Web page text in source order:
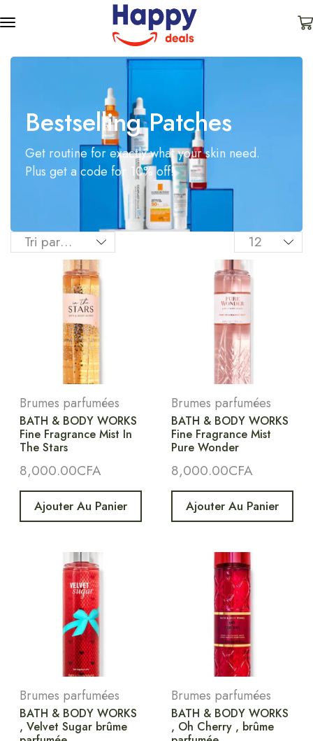
Bestselling Patches
Get routine for exactly what your skin need.
Plus get a code for 10% off!
Brumes parfumées
BATH & BODY WORKS
Fine Fragrance Mist In
The Stars
8,000.00CFA
Ajouter Au Panier
Brumes parfumées
BATH & BODY WORKS
Fine Fragrance Mist
Pure Wonder
8,000.00CFA
Ajouter Au Panier
Brumes parfumées
BATH & BODY WORKS
, Velvet Sugar brûme
Brumes parfumées
BATH & BODY WORKS
, Oh Cherry , brûme